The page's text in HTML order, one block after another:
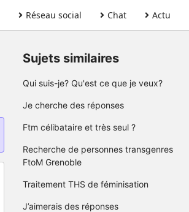
Réseau social Chat Actu
Sujets similaires
Qui suis-je? Qu'est ce que je veux?
Je cherche des réponses
Ftm célibataire et très seul ?
Recherche de personnes transgenres
FtoM Grenoble
Traitement THS de féminisation
J’aimerais des réponses